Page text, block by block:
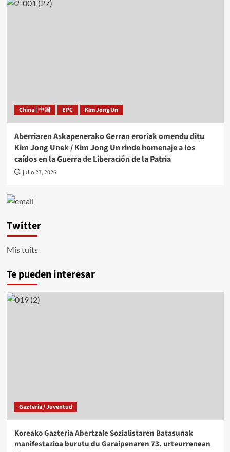
China | 中国 EPC Kim Jong Un
Aberriaren Askapenerako Gerran eroriak omendu ditu
Kim Jong Unek / Kim Jong Un rinde homenaje a los
caídos en la Guerra de Liberación de la Patria
julio 27, 2026
Twitter
Mis tuits
Te pueden interesar
Gazteria / Juventud
Koreako Gazteria Abertzale Sozialistaren Batasunak
manifestazioa burutu du Garaipenaren 73. urteurrenean